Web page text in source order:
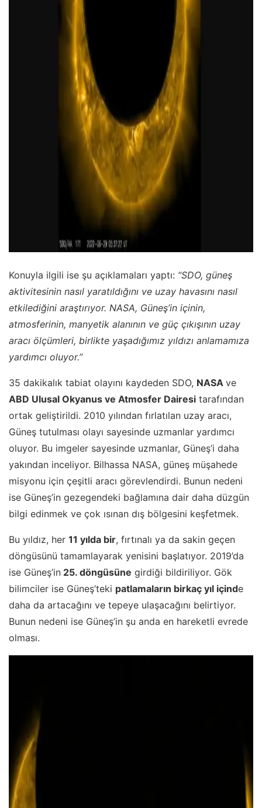
Konuyla ilgili ise şu açıklamaları yaptı: “SDO, güneş
aktivitesinin nasıl yaratıldığını ve uzay havasını nasıl
etkilediğini araştırıyor. NASA, Güneş’in içinin,
atmosferinin, manyetik alanının ve güç çıkışının uzay
aracı ölçümleri, birlikte yaşadığımız yıldızı anlamamıza
yardımcı oluyor.”
35 dakikalık tabiat olayını kaydeden SDO, NASA ve
ABD Ulusal Okyanus ve Atmosfer Dairesi tarafından
ortak geliştirildi. 2010 yılından fırlatılan uzay aracı,
Güneş tutulması olayı sayesinde uzmanlar yardımcı
oluyor. Bu imgeler sayesinde uzmanlar, Güneş’i daha
yakından inceliyor. Bilhassa NASA, güneş müşahede
misyonu için çeşitli aracı görevlendirdi. Bunun nedeni
ise Güneş’in gezegendeki bağlamına dair daha düzgün
bilgi edinmek ve çok ısınan dış bölgesini keşfetmek.
Bu yıldız, her 11 yılda bir, fırtınalı ya da sakin geçen
döngüsünü tamamlayarak yenisini başlatıyor. 2019’da
ise Güneş’in 25. döngüsüne girdiği bildiriliyor. Gök
bilimciler ise Güneş’teki patlamaların birkaç yıl içinde
daha da artacağını ve tepeye ulaşacağını belirtiyor.
Bunun nedeni ise Güneş’in şu anda en hareketli evrede
olması.